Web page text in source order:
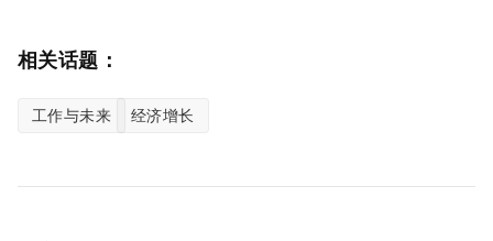
相关话题：
工作与未来 经济增长